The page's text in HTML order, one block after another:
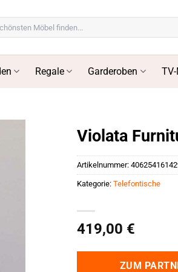
Regale Garderoben
Violata
419,00 €
ZUM
Artikelnummer:
Kategorie: Telefontische